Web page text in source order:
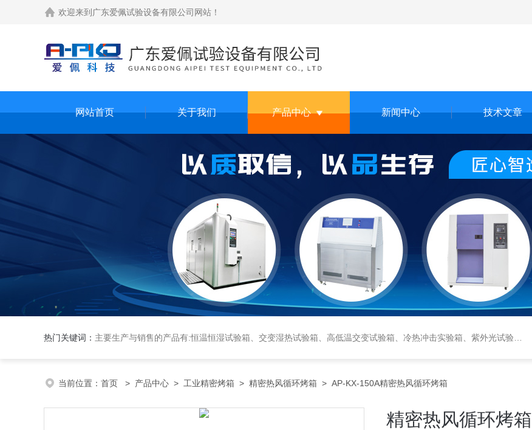
欢迎来到 广东爱佩试验设备有限公司网站 ！
网站首页 关于我们 产品中心 新闻中心 技术文章
热门关键词： 主要生产与销售的产品有:恒温恒湿试验箱、交变湿热试验箱、高低温交变试验箱、冷热冲击实验箱、紫外光试验箱、氙灯老化箱、恒温恒湿实验室、沙尘试验箱、淋雨试验箱、盐水喷雾试验箱、各种振动试验台、拉力试验机、蒸汽老化试验机、跌落试验机、插拔力试验机、按健寿命试验机、纸带耐磨擦试验机、工业烘烤箱
当前位置： 首页 > 产品中心 > 工业精密烤箱 > 精密热风循环烤箱 > AP-KX-150A精密热风循环烤箱
精密热风循环烤箱